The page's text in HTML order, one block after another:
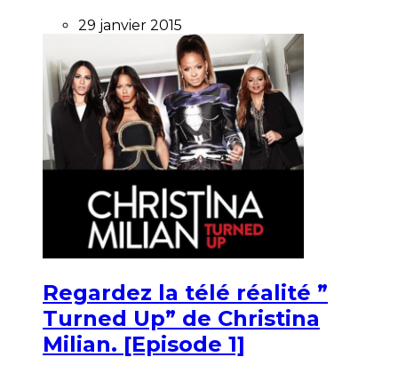
29 janvier 2015
Regardez la télé réalité ”
Turned Up” de Christina
Milian. [Episode 1]